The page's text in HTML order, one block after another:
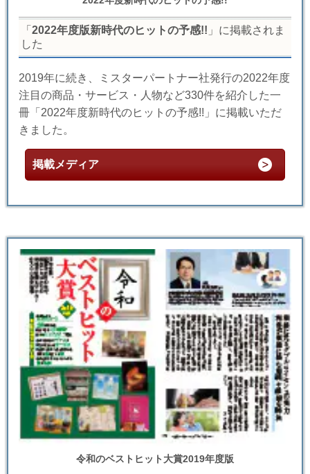
「 2022年度版新時代のヒットの予感!! 」に掲載されま
した
2019年に続き、ミスターパートナー社発行の2022年度
注目の商品・サービス・人物など330件を紹介した一
冊「2022年度新時代のヒットの予感!!」に掲載いただ
きました。
掲載メディア
令和のベストヒット大賞2019年度版